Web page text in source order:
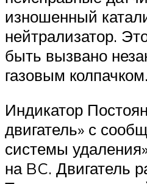
изношенный
нейтрализатор.
быть вызвано
газовым колпачком.
Индикатор
двигатель» с
системы
на BC. Двигатель